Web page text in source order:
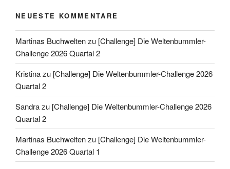
NEUESTE KOMMENTARE
Martinas Buchweltenzu [Challenge] Die Weltenbummler-
Challenge 2026 Quartal 2
Kristinazu [Challenge] Die Weltenbummler-Challenge 2026
Quartal 2
Sandrazu [Challenge] Die Weltenbummler-Challenge 2026
Quartal 2
Martinas Buchweltenzu [Challenge] Die Weltenbummler-
Challenge 2026 Quartal 1